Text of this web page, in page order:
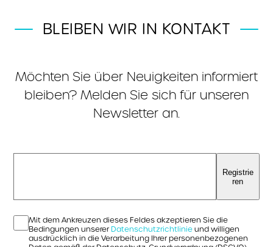
BLEIBEN WIR IN KONTAKT
Möchten Sie über Neuigkeiten informiert
bleiben? Melden Sie sich für unseren
Newsletter an.
Mit dem Ankreuzen dieses Feldes akzeptieren Sie die
Bedingungen unserer Datenschutzrichtlinie und willigen
ausdrücklich in die Verarbeitung Ihrer personenbezogenen
Registrie
ren